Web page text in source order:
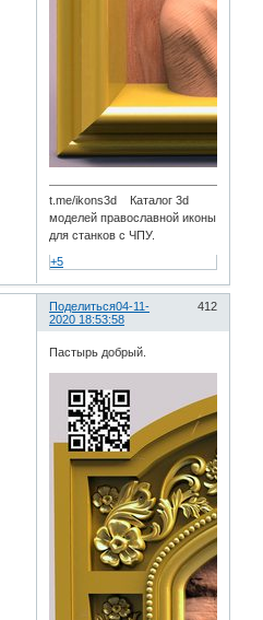
t.me/ikons3d Каталог 3d
моделей православной иконы
для станков с ЧПУ.
+5
Поделиться 412
04-11-
2020 18:53:58
Пастырь добрый.